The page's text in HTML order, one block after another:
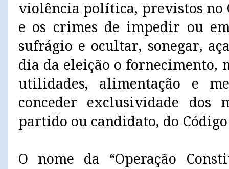
violência política, previstos no
e os crimes de impedir ou
sufrágio e ocultar, sonegar,
dia da eleição o fornecimento,
utilidades, alimentação e
conceder exclusividade dos
partido ou candidato, do
O nome da “Operação